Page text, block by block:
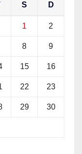
S D
1 2
8 9
15 16
22 23
29 30